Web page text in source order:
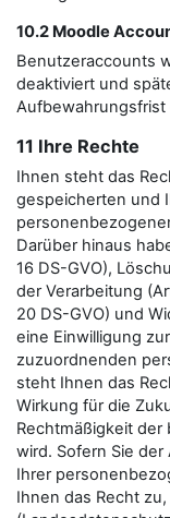
10.2 Moodle
Benutzeraccounts
deaktiviert und
Aufbewahrungsfrist
11 Ihre Rechte
Ihnen steht das
gespeicherten und
Darüber hinaus
16 DS-GVO),
der Verarbeitung
20 DS-GVO) und
eine Einwilligung
zuzuordnenden
steht Ihnen das
Wirkung für die
Rechtmäßigkeit
wird. Sofern Sie
Ihrer
Ihnen das Recht